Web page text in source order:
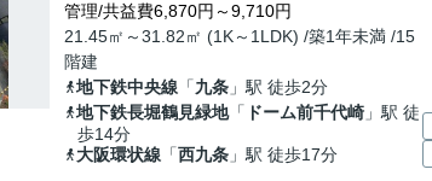
管理/共益費6,870円～9,710円
21.45㎡～31.82㎡ (1K～1LDK) /築1年未満 /15
階建
地下鉄中央線 「九条 」駅 徒歩2分
地下鉄長堀鶴見緑地「 ドーム前千代崎 」駅 徒
歩14分
大阪環状線 「西九条 」駅 徒歩17分